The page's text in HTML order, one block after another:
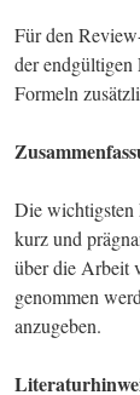
Für den
der endgültigen
Formeln
Die wichtigsten
kurz und
über die Arbeit
genommen
anzugeben.